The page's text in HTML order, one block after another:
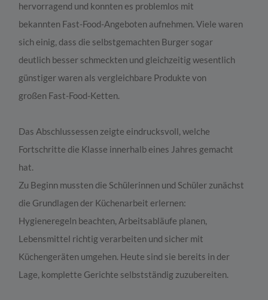
hervorragend und konnten es problemlos mit
bekannten Fast-Food-Angeboten aufnehmen. Viele waren
sich einig, dass die selbstgemachten Burger sogar
deutlich besser schmeckten und gleichzeitig wesentlich
günstiger waren als vergleichbare Produkte von
großen Fast-Food-Ketten.
Das Abschlussessen zeigte eindrucksvoll, welche
Fortschritte die Klasse innerhalb eines Jahres gemacht
hat.
Zu Beginn mussten die Schülerinnen und Schüler zunächst
die Grundlagen der Küchenarbeit erlernen:
Hygieneregeln beachten, Arbeitsabläufe planen,
Lebensmittel richtig verarbeiten und sicher mit
Küchengeräten umgehen. Heute sind sie bereits in der
Lage, komplette Gerichte selbstständig zuzubereiten.